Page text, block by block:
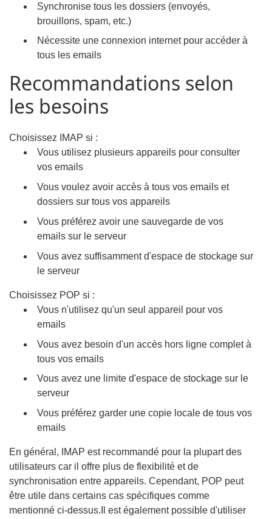
Synchronise tous les dossiers (envoyés,
brouillons, spam, etc.)
Nécessite une connexion internet pour accéder à
tous les emails
Recommandations selon
les besoins
Choisissez IMAP si :
Vous utilisez plusieurs appareils pour consulter
vos emails
Vous voulez avoir accès à tous vos emails et
dossiers sur tous vos appareils
Vous préférez avoir une sauvegarde de vos
emails sur le serveur
Vous avez suffisamment d'espace de stockage sur
le serveur
Choisissez POP si :
Vous n'utilisez qu'un seul appareil pour vos
emails
Vous avez besoin d'un accès hors ligne complet à
tous vos emails
Vous avez une limite d'espace de stockage sur le
serveur
Vous préférez garder une copie locale de tous vos
emails
En général, IMAP est recommandé pour la plupart des
utilisateurs car il offre plus de flexibilité et de
synchronisation entre appareils. Cependant, POP peut
être utile dans certains cas spécifiques comme
mentionné ci-dessus.Il est également possible d'utiliser